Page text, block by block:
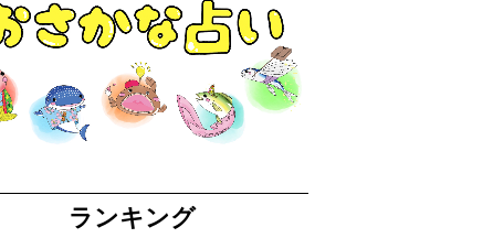
ランキング